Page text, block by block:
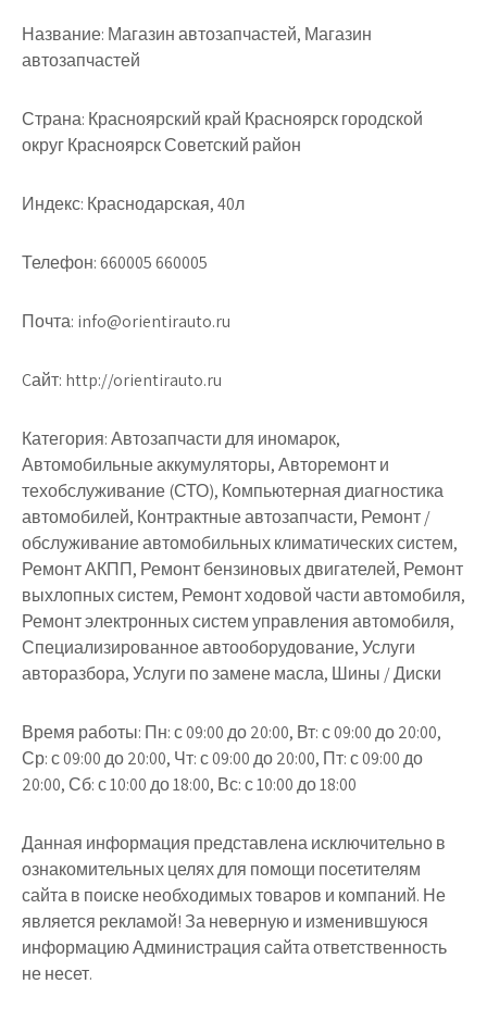
Название: Магазин автозапчастей, Магазин
автозапчастей
Страна: Красноярский край Красноярск городской
округ Красноярск Советский район
Индекс: Краснодарская, 40л
Телефон: 660005 660005
Почта: info@orientirauto.ru
Cайт: http://orientirauto.ru
Категория: Автозапчасти для иномарок,
Автомобильные аккумуляторы, Авторемонт и
техобслуживание (СТО), Компьютерная диагностика
автомобилей, Контрактные автозапчасти, Ремонт /
обслуживание автомобильных климатических систем,
Ремонт АКПП, Ремонт бензиновых двигателей, Ремонт
выхлопных систем, Ремонт ходовой части автомобиля,
Ремонт электронных систем управления автомобиля,
Специализированное автооборудование, Услуги
авторазбора, Услуги по замене масла, Шины / Диски
Время работы: Пн: с 09:00 до 20:00, Вт: с 09:00 до 20:00,
Ср: с 09:00 до 20:00, Чт: с 09:00 до 20:00, Пт: с 09:00 до
20:00, Сб: с 10:00 до 18:00, Вс: с 10:00 до 18:00
Данная информация представлена исключительно в
ознакомительных целях для помощи посетителям
сайта в поиске необходимых товаров и компаний. Не
является рекламой! За неверную и изменившуюся
информацию Администрация сайта ответственность
не несет.